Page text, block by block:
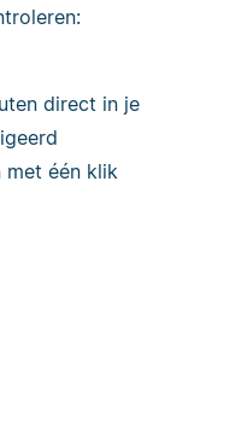
direct in je
met één klik